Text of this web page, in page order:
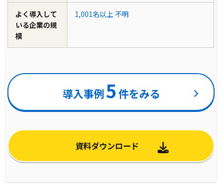
よく導入して
いる企業の規
模
1,001名以上不明
導入事例5 件をみる
資料ダウンロード